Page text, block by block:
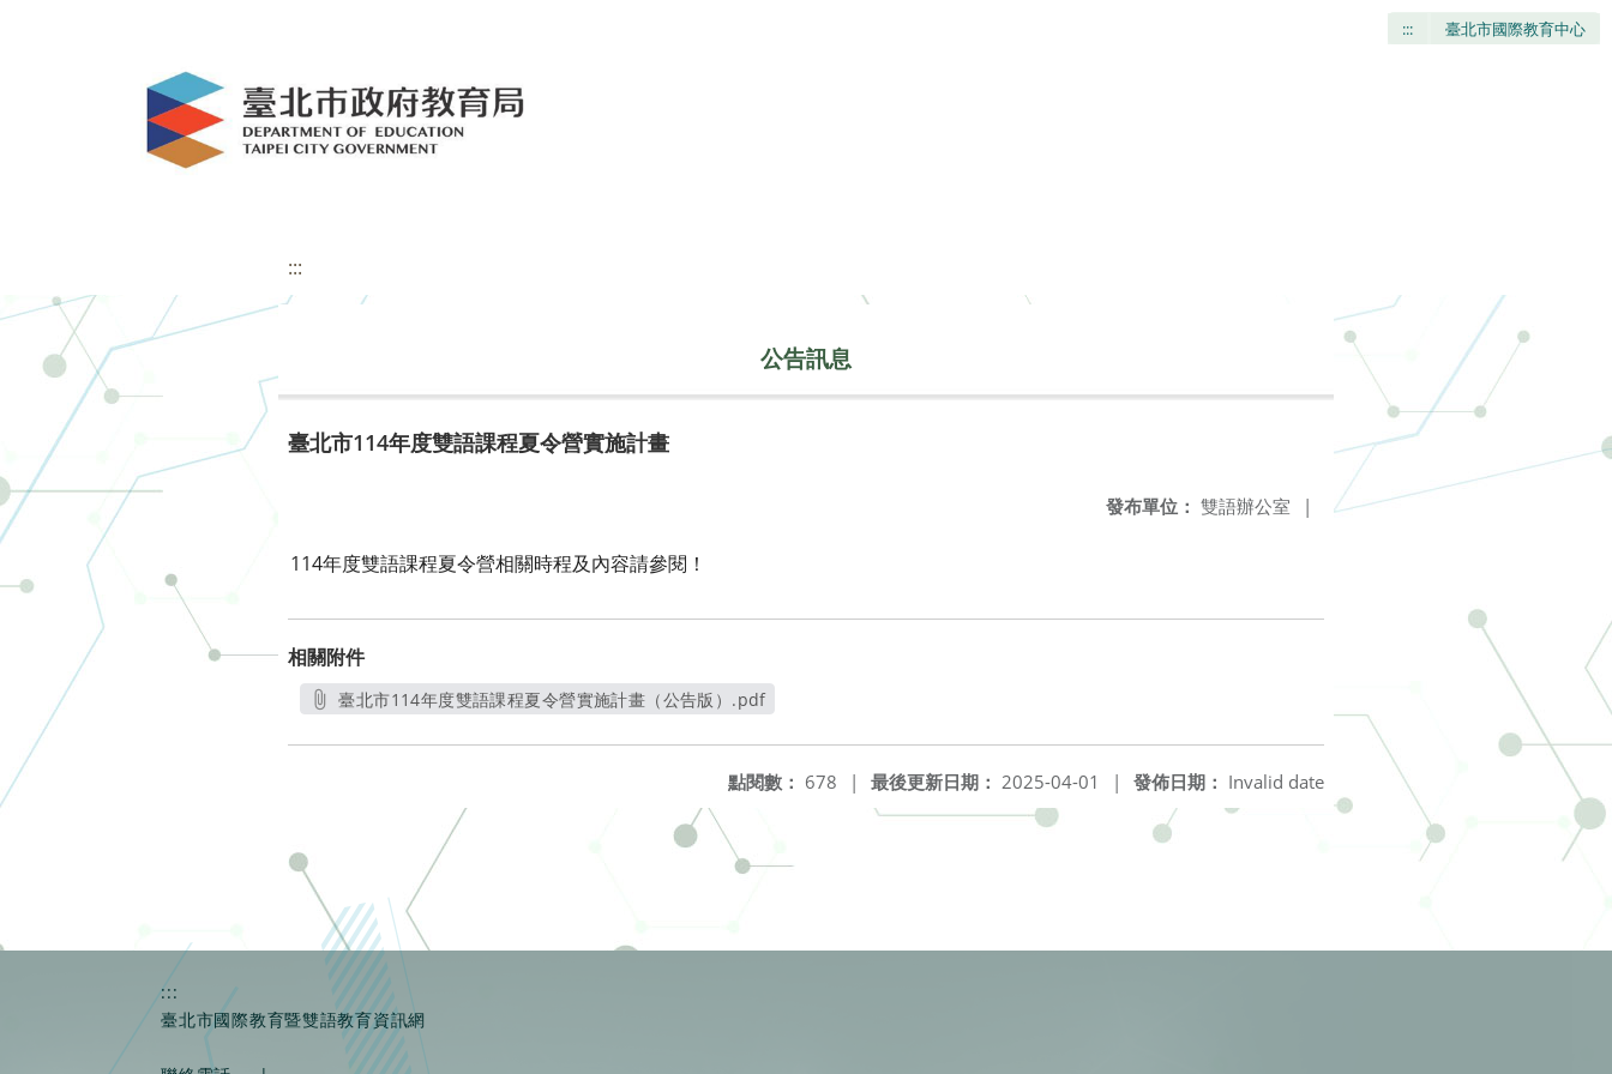
::: 臺北市國際教育中心
:::
公告訊息
臺北市114年度雙語課程夏令營實施計畫
發布單位： 雙語辦公室 |
114年度雙語課程夏令營相關時程及內容請參閱！
相關附件
臺北市114年度雙語課程夏令營實施計畫（公告版）.pdf
發佈日期： Invalid date
最後更新日期： 2025-04-01 |
點閱數： 678 |
:::
臺北市國際教育暨雙語教育資訊網